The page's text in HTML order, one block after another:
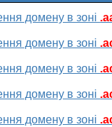
домену в зоні
домену в зоні
домену в зоні
домену в зоні
домену в зоні